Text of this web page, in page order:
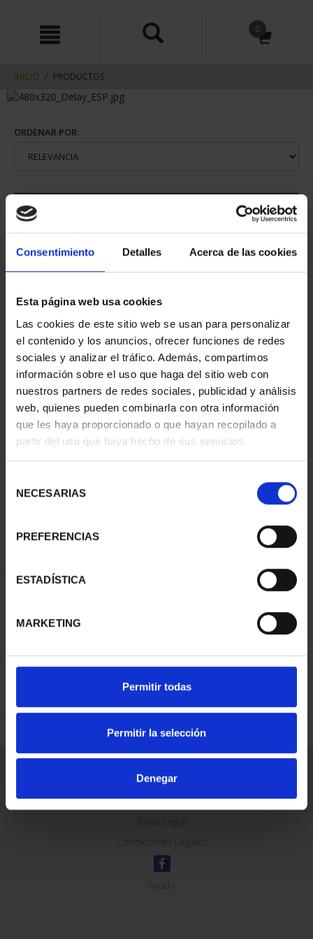
Consentimiento Detalles Acerca de las cookies
Esta página web usa cookies
Las cookies de este sitio web se usan para personalizar
el contenido y los anuncios, ofrecer funciones de redes
sociales y analizar el tráfico. Además, compartimos
información sobre el uso que haga del sitio web con
nuestros partners de redes sociales, publicidad y análisis
web, quienes pueden combinarla con otra información
que les haya proporcionado o que hayan recopilado a
partir del uso que haya hecho de sus servicios.
NECESARIAS
PREFERENCIAS
ESTADÍSTICA
MARKETING
Permitir todas
Permitir la selección
Denegar
contenido
navegacin
0
INICIO PRODUCTOS
ORDENAR POR:
1 Productos encontrados
73,00 €
REFINAR
Contacto
Preguntas Frequentes (FAQs)
Aviso Legal
Condiciones Legales
Ayuda